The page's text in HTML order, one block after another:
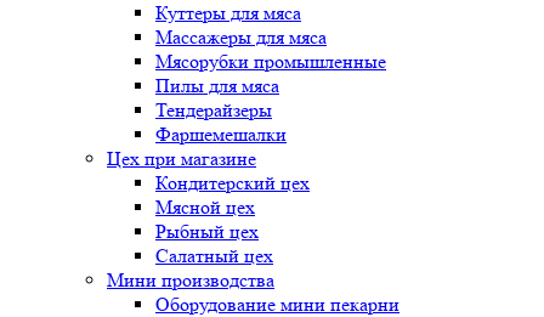
Куттеры для мяса
Массажеры для мяса
Мясорубки промышленные
Пилы для мяса
Тендерайзеры
Фаршемешалки
Цех при магазине
Кондитерский цех
Мясной цех
Рыбный цех
Салатный цех
Мини производства
Оборудование мини пекарни